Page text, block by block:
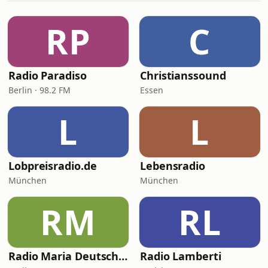
RP
Radio Paradiso
Berlin · 98.2 FM
C
Christianssound
Essen
L
Lobpreisradio.de
München
L
Lebensradio
München
RM
Radio Maria Deutschland
RL
Radio Lamberti